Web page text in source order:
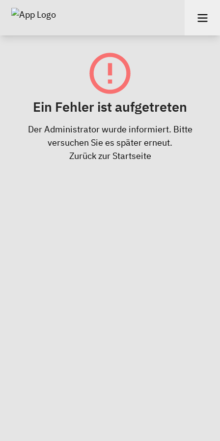
Ein Fehler ist aufgetreten
Der Administrator wurde informiert. Bitte
versuchen Sie es später erneut.
Zurück zur Startseite